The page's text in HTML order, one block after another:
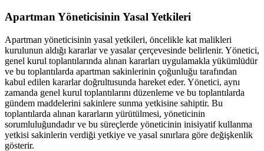
Apartman Yöneticisinin Yasal Yetkileri
Apartman yöneticisinin yasal yetkileri, öncelikle kat malikleri
kurulunun aldığı kararlar ve yasalar çerçevesinde belirlenir. Yönetici,
genel kurul toplantılarında alınan kararları uygulamakla yükümlüdür
ve bu toplantılarda apartman sakinlerinin çoğunluğu tarafından
kabul edilen kararlar doğrultusunda hareket eder. Yönetici, aynı
zamanda genel kurul toplantılarını düzenleme ve bu toplantılarda
gündem maddelerini sakinlere sunma yetkisine sahiptir. Bu
toplantılarda alınan kararların yürütülmesi, yöneticinin
sorumluluğundadır ve bu süreçlerde yöneticinin inisiyatif kullanma
yetkisi sakinlerin verdiği yetkiye ve yasal sınırlara göre değişkenlik
gösterir.